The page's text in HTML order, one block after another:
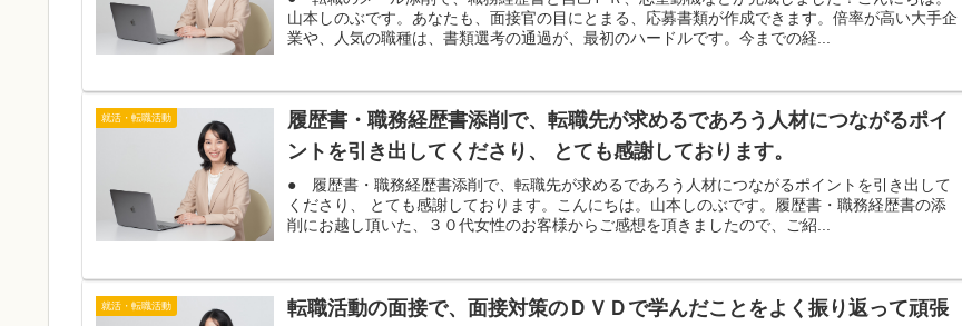
山本しのぶです。あなたも、面接官の目にとまる、応募書類が作成できます。倍率が高い大手企
業や、人気の職種は、書類選考の通過が、最初のハードルです。今までの経...
就活・転職活動
履歴書・職務経歴書添削で、転職先が求めるであろう人材につながるポイ
ントを引き出してくださり、 とても感謝しております。
● 履歴書・職務経歴書添削で、転職先が求めるであろう人材につながるポイントを引き出して
くださり、 とても感謝しております。こんにちは。山本しのぶです。履歴書・職務経歴書の添
削にお越し頂いた、３０代女性のお客様からご感想を頂きましたので、ご紹...
就活・転職活動
転職活動の面接で、面接対策のＤＶＤで学んだことをよく振り返って頑張